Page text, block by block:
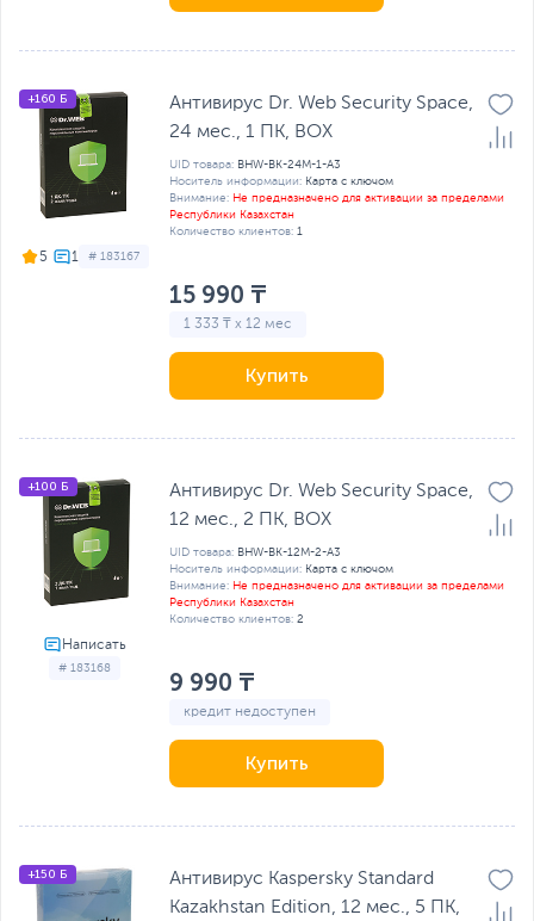
5 # 183167
+160 Б
Антивирус Dr. Web Security Space,
24 мес., 1 ПК, BOX
UID товара: BHW-BK-24M-1-A3
Носитель информации: Карта с ключом
Внимание: Не предназначено для активации за пределами
Республики Казахстан
Количество клиентов: 1
15 990 ₸
1 333 ₸ x 12 мес
Купить
# 183168
+100 Б
Антивирус Dr. Web Security Space,
12 мес., 2 ПК, BOX
UID товара: BHW-BK-12M-2-A3
Носитель информации: Карта с ключом
Внимание: Не предназначено для активации за пределами
Республики Казахстан
Количество клиентов: 2
9 990 ₸
кредит недоступен
Купить
+150 Б
Антивирус Kaspersky Standard
Kazakhstan Edition, 12 мес., 5 ПК,